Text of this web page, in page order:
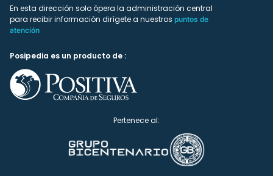
En esta dirección solo ópera la administración central
para recibir información dirígete a nuestros puntos de
atención
Posipedia es un producto de :
Pertenece al: